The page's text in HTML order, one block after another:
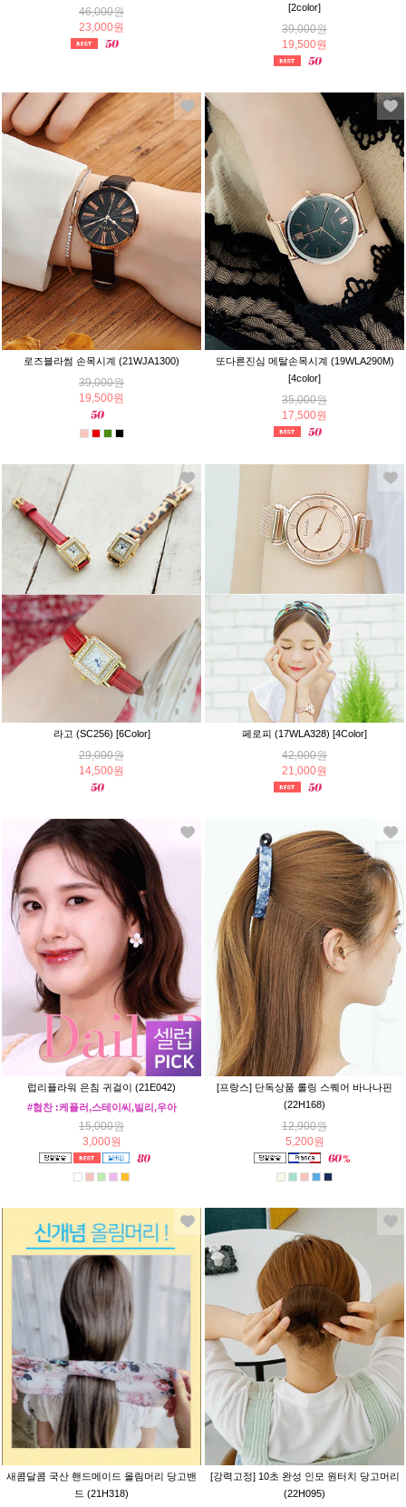
46,000원
23,000원
[2color]
39,000원
19,500원
로즈블라썸 손목시계 (21WJA1300)
39,000원
19,500원
또다른진심 메탈손목시계 (19WLA290M)
[4color]
35,000원
17,500원
라고 (SC256) [6Color]
29,000원
14,500원
페로피 (17WLA328) [4Color]
42,000원
21,000원
럽리플라워 은침 귀걸이 (21E042)
#협찬 :케플러,스테이씨,빌리,우아
15,000원
3,000원
[프랑스] 단독상품 롤링 스퀘어 바나나핀
(22H168)
12,900원
5,200원
새콤달콤 국산 핸드메이드 올림머리 당고밴
드 (21H318)
[강력고정] 10초 완성 인모 원터치 당고머리
(22H095)